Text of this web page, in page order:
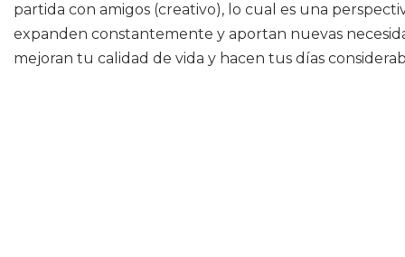
partida con amigos (creativo), lo cual es una
expanden constantemente y aportan nuevas
mejoran tu calidad de vida y hacen tus días